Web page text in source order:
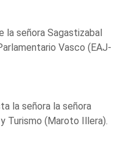
la señora Sagastizabal
Vasco (EAJ-
la señora la señora
Turismo (Maroto Illera).